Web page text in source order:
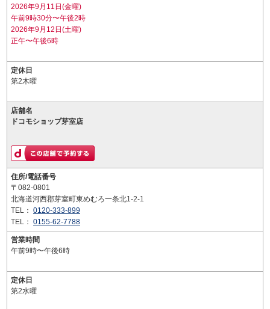
2026年9月11日(金曜)
午前9時30分〜午後2時
2026年9月12日(土曜)
正午〜午後6時
定休日
第2木曜
店舗名
ドコモショップ芽室店
住所/電話番号
〒082-0801
北海道河西郡芽室町東めむろ一条北1-2-1
TEL： 0120-333-899
TEL： 0155-62-7788
営業時間
午前9時〜午後6時
定休日
第2水曜